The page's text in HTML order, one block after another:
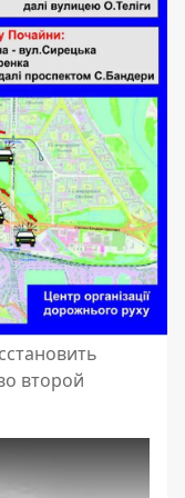
второй